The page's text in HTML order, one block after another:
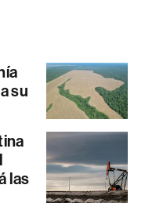
su
las